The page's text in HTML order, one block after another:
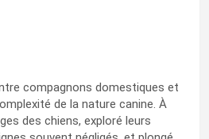
compagnons domestiques et
de la nature canine. À
des chiens, exploré leurs